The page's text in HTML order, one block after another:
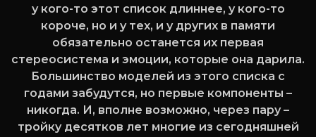
у кого-то этот список длиннее, у кого-то
короче, но и у тех, и у других в памяти
обязательно останется их первая
стереосистема и эмоции, которые она дарила.
Большинство моделей из этого списка с
годами забудутся, но первые компоненты –
никогда. И, вполне возможно, через пару –
тройку десятков лет многие из сегодняшней